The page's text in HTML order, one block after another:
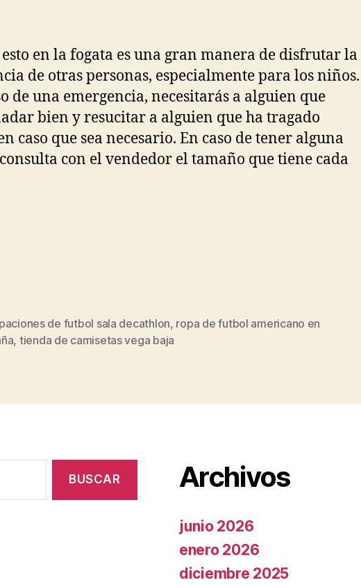
en la fogata es una gran manera de disfrutar la
de otras personas, especialmente para los niños.
de una emergencia, necesitarás a alguien que
bien y resucitar a alguien que ha tragado
caso que sea necesario. En caso de tener alguna
con el vendedor el tamaño que tiene cada
de futbol sala decathlon, ropa de futbol americano en
, tienda de camisetas vega baja
Archivos
junio 2026
enero 2026
diciembre 2025